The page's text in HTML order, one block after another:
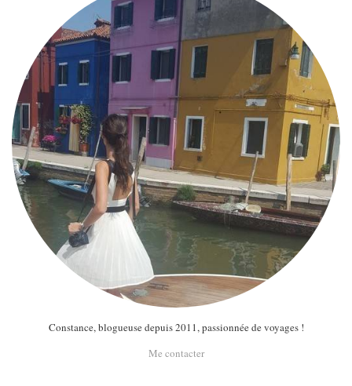
ME CONTACTER
A PROPOS
PARUTIONS ET PARTENARIATS
Constance, blogueuse depuis 2011, passionnée de voyages !
Me contacter